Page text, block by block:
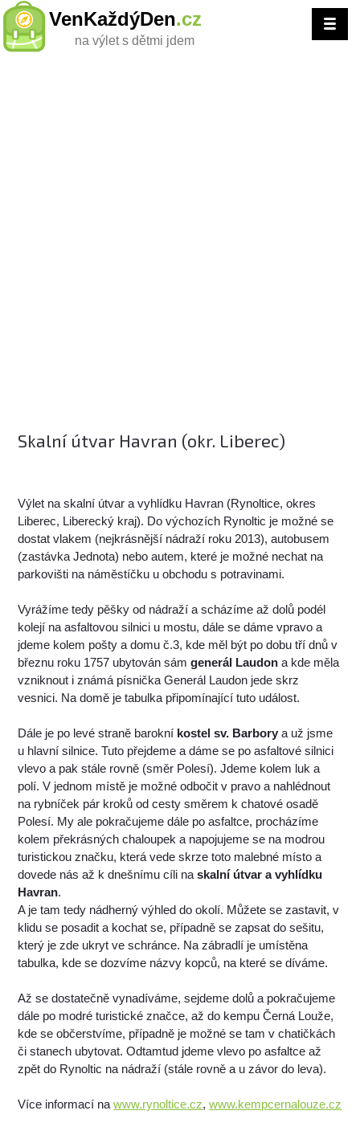
VenKaždýDen.cz
na výlet s dětmi jdem
Skalní útvar Havran (okr. Liberec)
Výlet na skalní útvar a vyhlídku Havran (Rynoltice, okres
Liberec, Liberecký kraj). Do výchozích Rynoltic je možné se
dostat vlakem (nejkrásnější nádraží roku 2013), autobusem
(zastávka Jednota) nebo autem, které je možné nechat na
parkovišti na náměstíčku u obchodu s potravinami.
Vyrážíme tedy pěšky od nádraží a scházíme až dolů podél
kolejí na asfaltovou silnici u mostu, dále se dáme vpravo a
jdeme kolem pošty a domu č.3, kde měl být po dobu tří dnů v
březnu roku 1757 ubytován sámgenerál Laudon a kde měla
vzniknout i známá písnička Generál Laudon jede skrz
vesnici. Na domě je tabulka připomínající tuto událost.
Dále je po levé straně barokní kostel sv. Barbory a už jsme
u hlavní silnice. Tuto přejdeme a dáme se po asfaltové silnici
vlevo a pak stále rovně (směr Polesí). Jdeme kolem luk a
polí. V jednom místě je možné odbočit v pravo a nahlédnout
na rybníček pár kroků od cesty směrem k chatové osadě
Polesí. My ale pokračujeme dále po asfaltce, procházíme
kolem překrásných chaloupek a napojujeme se na modrou
turistickou značku, která vede skrze toto malebné místo a
dovede nás až k dnešnímu cíli naskalní útvar a vyhlídku
Havran.
A je tam tedy nádherný výhled do okolí. Můžete se zastavit, v
klidu se posadit a kochat se, případně se zapsat do sešitu,
který je zde ukryt ve schránce. Na zábradlí je umístěna
tabulka, kde se dozvíme názvy kopců, na které se díváme.
Až se dostatečně vynadíváme, sejdeme dolů a pokračujeme
dále po modré turistické značce, až do kempu Černá Louže,
kde se občerstvíme, případně je možné se tam v chatičkách
či stanech ubytovat. Odtamtud jdeme vlevo po asfaltce až
zpět do Rynoltic na nádraží (stále rovně a u závor do leva).
Více informací nawww.rynoltice.cz,www.kempcernalouze.cz